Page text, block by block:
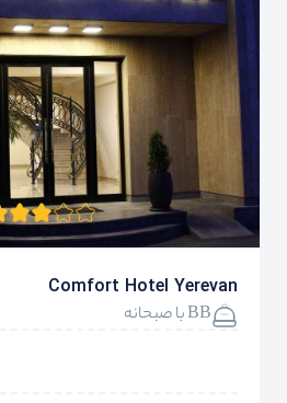
Comfort Hotel Yerevan
BB با صبحانه